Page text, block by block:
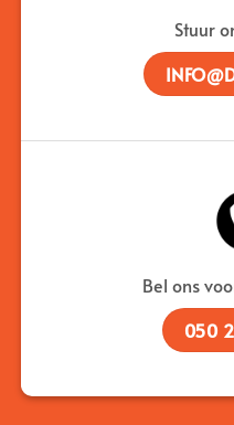
Stuur
Bel ons
050